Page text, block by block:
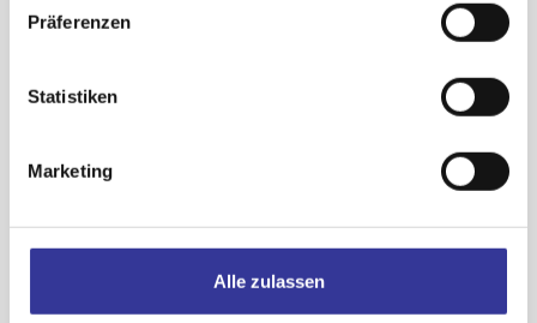
Präferenzen
Statistiken
Marketing
Alle zulassen
Lokomotor